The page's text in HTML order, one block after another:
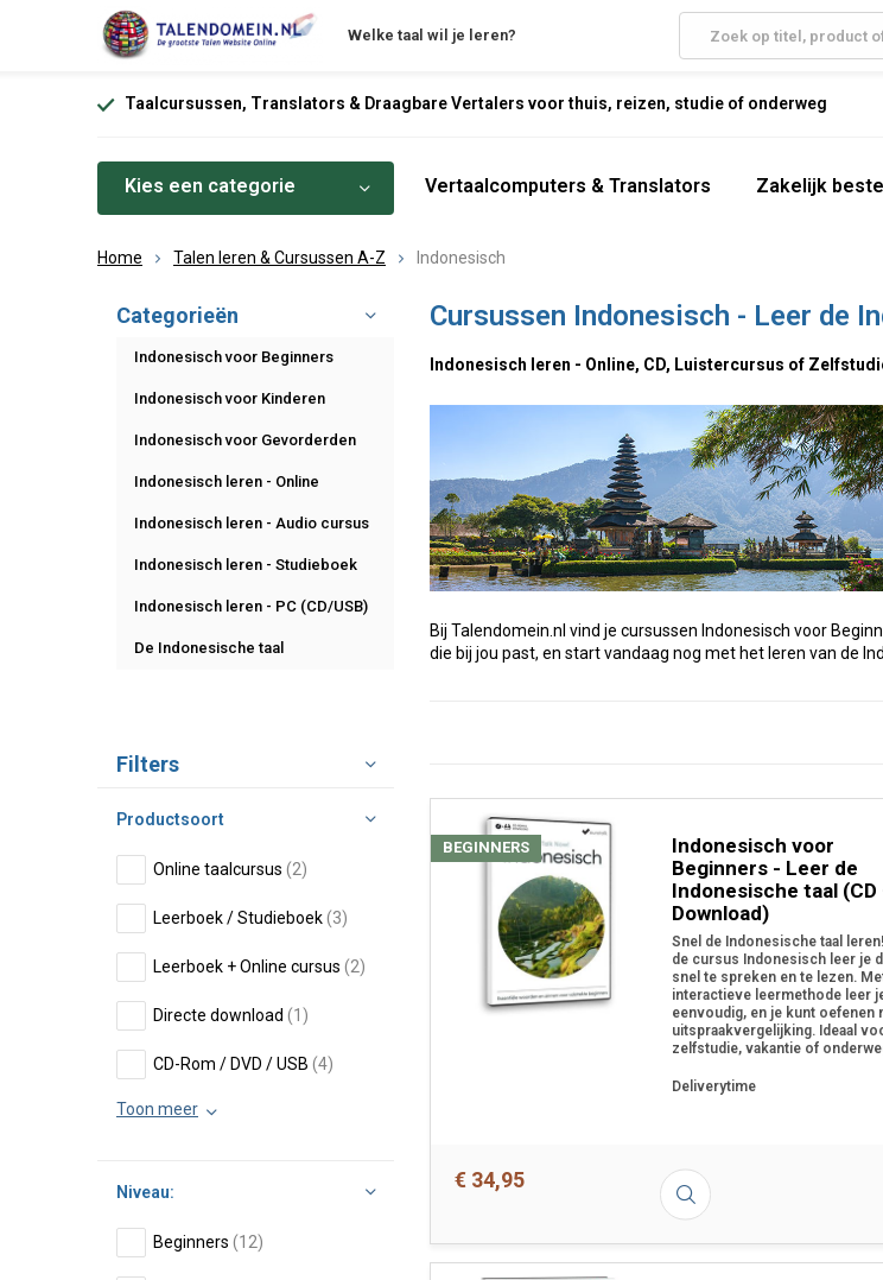
Welke taal wil je leren?
Taalcursussen, Translators & Draagbare Vertalers voor thuis, reizen, studie of onderweg
Kies een categorie Vertaalcomputers & Translators Zakelijk
Home Talen leren & Cursussen A-Z Indonesisch
Cursussen Indonesisch - Leer de
Indonesisch leren - Online, CD, Luistercursus of
Bij Talendomein.nl vind je cursussen Indonesisch voor
die bij jou past, en start vandaag nog met het leren van de
Indonesisch voor
Beginners - Leer de
Indonesische taal (CD
Download)
Snel de Indonesische taal
de cursus Indonesisch leer je
snel te spreken en te lezen.
interactieve leermethode leer
eenvoudig, en je kunt oefenen
uitspraakvergelijking. Ideaal
zelfstudie, vakantie of
Deliverytime
BEGINNERS
€ 34,95
Categorieën
Indonesisch voor Beginners
Indonesisch voor Kinderen
Indonesisch voor Gevorderden
Indonesisch leren - Online
Indonesisch leren - Audio cursus
Indonesisch leren - Studieboek
Indonesisch leren - PC (CD/USB)
De Indonesische taal
Sorteren op:
Filters
Productsoort
Online taalcursus (2)
Leerboek / Studieboek(3)
Leerboek + Online cursus (2)
Directe download (1)
CD-Rom / DVD / USB (4)
Toon meer
Niveau:
Beginners (12)